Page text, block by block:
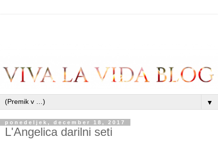
▼
ponedeljek, december 18, 2017
L'Angelica darilni seti